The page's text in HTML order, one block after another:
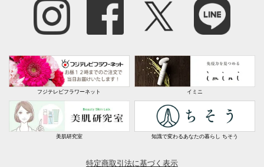
フジテレビフラワーネット イミニ
美肌研究室 知識で変わるあなたの暮らし ちそう
特定商取引法に基づく表示